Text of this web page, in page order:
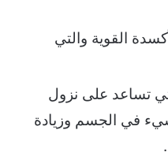
القوية والتي
تساعد على نزول
في الجسم وزيادة